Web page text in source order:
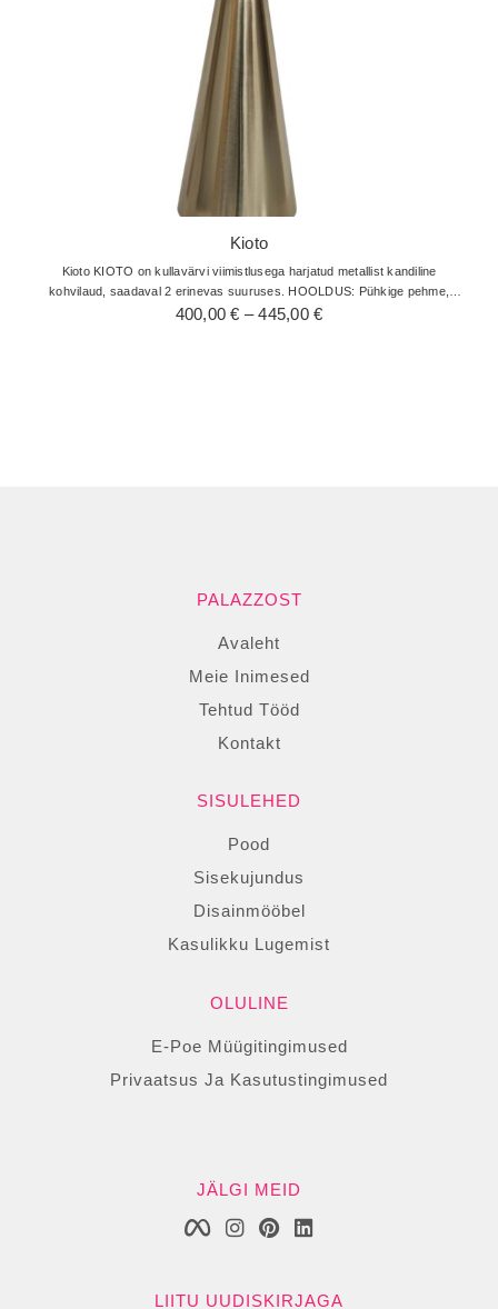
Kioto
Kioto KIOTO on kullavärvi viimistlusega harjatud metallist kandiline
kohvilaud, saadaval 2 erinevas suuruses. HOOLDUS: Pühkige pehme,
kuiva flanelllapiga. Viimistluse kaitsmiseks kasutage klaasialuseid, ärge
400,00€ – 445,00€Hinnavahemik:
PALAZZOST
Avaleht
Meie Inimesed
Tehtud Tööd
Kontakt
SISULEHED
Pood
Sisekujundus
Disainmööbel
Kasulikku Lugemist
OLULINE
E-Poe Müügitingimused
Privaatsus Ja Kasutustingimused
JÄLGI MEID
LIITU UUDISKIRJAGA